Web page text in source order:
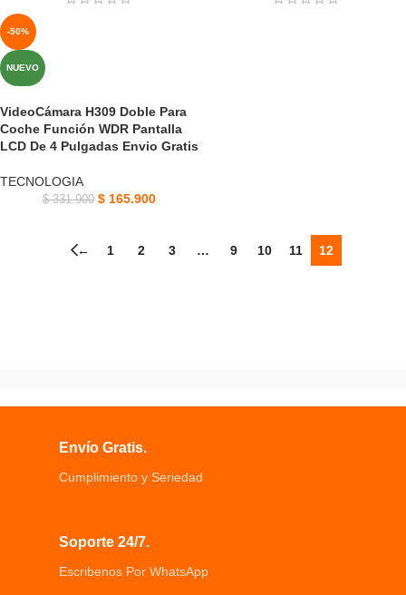
-50%
NUEVO
VideoCámara H309 Doble Para
Coche Función WDR Pantalla
LCD De 4 Pulgadas Envio Gratis
TECNOLOGIA
$331.900 $ 165.900
← 1 2 3 … 9 10 11 12
Envío Gratis.
Cumplimiento y Seriedad
Soporte 24/7.
Escribenos Por WhatsApp